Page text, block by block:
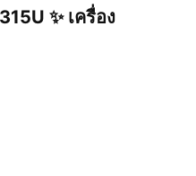
✨ เครื่อง